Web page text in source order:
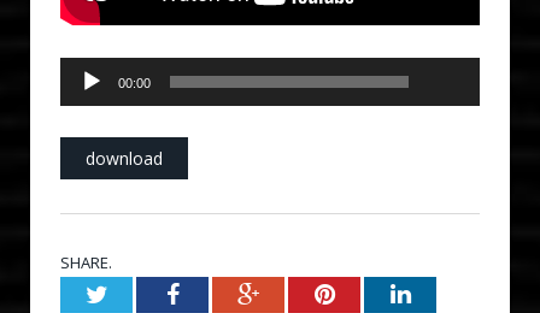
Audio
Player
00:00
download
SHARE.
TwitterFacebookGoogle+PinterestLinkedIn